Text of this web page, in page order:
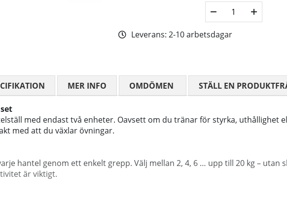
Leverans: 2-10 arbetsdagar
med endast två enheter. Oavsett om du tränar för styrka, uthållighet
med att du växlar övningar.
hantel genom ett enkelt grepp. Välj mellan 2, 4, 6 … upp till 20 kg – utan
är viktigt.
MER INFO OMDÖMEN MEDELBETYG 0 AV 5 ANTAL
STÄLL EN